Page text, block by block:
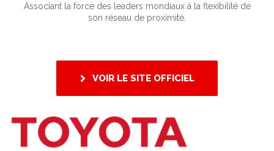
Associant la force des leaders mondiaux à la flexibilité de
son réseau de proximité.
VOIR LE SITE OFFICIEL